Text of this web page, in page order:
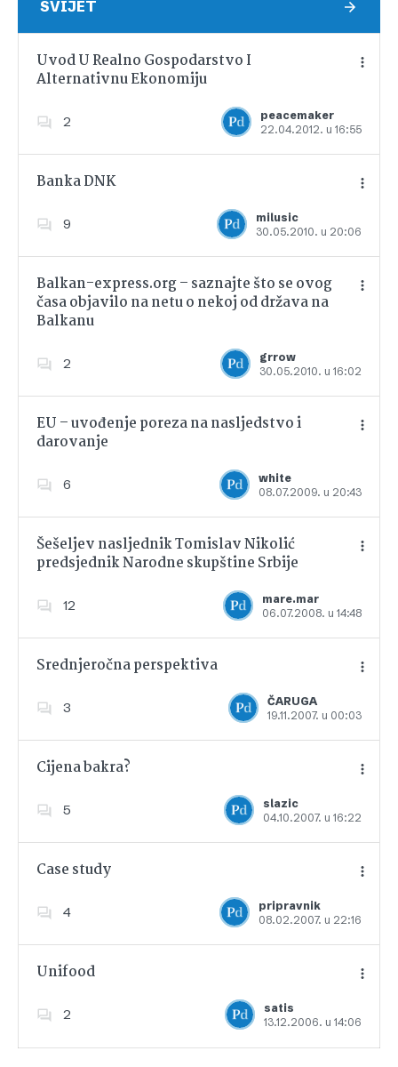
SVIJET
Uvod U Realno Gospodarstvo I
Alternativnu Ekonomiju
2
peacemaker
22.04.2012. u 16:55
Dodajte u favorite
Banka DNK
9
milusic
30.05.2010. u 20:06
Dodajte u favorite
Balkan-express.org – saznajte što se ovog
časa objavilo na netu o nekoj od država na
Balkanu
2
grrow
30.05.2010. u 16:02
EU – uvođenje poreza na nasljedstvo i
darovanje
6
white
08.07.2009. u 20:43
Dodajte u favorite
Šešeljev nasljednik Tomislav Nikolić
predsjednik Narodne skupštine Srbije
12
mare.mar
06.07.2008. u 14:48
Dodajte u favorite
Srednjeročna perspektiva
3
ČARUGA
19.11.2007. u 00:03
Dodajte u favorite
Cijena bakra?
5
slazic
04.10.2007. u 16:22
Dodajte u favorite
Case study
4
pripravnik
08.02.2007. u 22:16
Dodajte u favorite
Unifood
2
satis
13.12.2006. u 14:06
Dodajte u favorite